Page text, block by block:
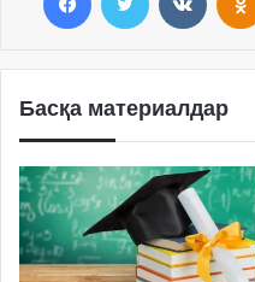
Басқа материалдар